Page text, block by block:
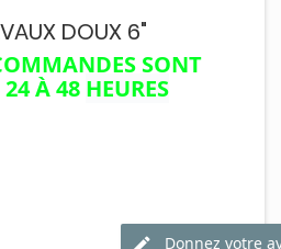
DOUX 6"
SONT
24 À 48 HEURES
Donnez votre